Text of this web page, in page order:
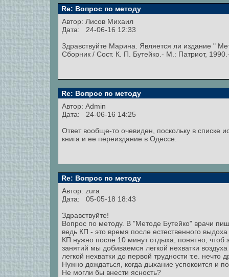
Re: Вопрос по методу
Автор: Лисов Михаил
Дата: 24-06-16 12:33
Здравствуйте Марина. Является ли издание "
Сборник / Сост. К. П. Бутейко.- М.: Патриот,
Re: Вопрос по методу
Автор: Admin
Дата: 24-06-16 14:25
Ответ вообще-то очевиден, поскольку в списке
книга и ее переиздание в Одессе.
Re: Вопрос по методу
Автор: zura
Дата: 05-05-18 18:43
Здравствуйте!
Вопрос по методу. В "Методе Бутейко" врачи
ведь КП - это время после естественного
КП нужно после 10 минут отдыха, понятно,
занятий мы добиваемся легкой нехватки
легкой нехватки до первой трудности т.е.
Нужно дождаться, когда дыхание успокоится и
Не могли бы внести ясность?